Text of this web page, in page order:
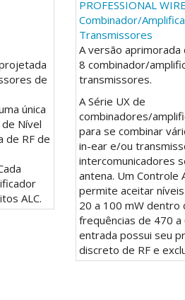
de
única
Nível
de RF de
ALC.
PROFESSIONAL
Combinador/
Transmissores
A versão aprimorada
8 combinador/
transmissores.
A Série UX de
combinadores/
para se combinar
in-ear e/ou
intercomunicadores
antena. Um Controle
permite aceitar
20 a 100 mW dentro
frequências de 470 a
entrada possui seu
discreto de RF e